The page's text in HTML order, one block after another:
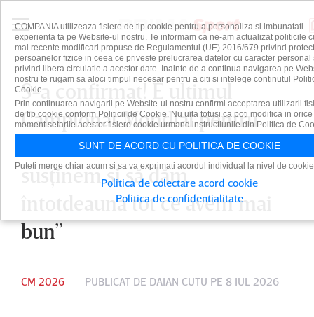
S-a confirmat! E ultimul
Campionat Mondial pentru
Messi. ”Încercăm să-l
susţinem şi să dăm
întotdeauna tot ce avem mai
bun”
CM 2026 PUBLICAT DE DAIAN CUTU PE 8 IUL 2026
COMPANIA utilizeaza fisiere de tip cookie pentru a personaliza si imbunatati
experienta ta pe Website-ul nostru. Te informam ca ne-am actualizat politicile
mai recente modificari propuse de Regulamentul (UE) 2016/679 privind
persoanelor fizice in ceea ce priveste prelucrarea datelor cu caracter personal
privind libera circulatie a acestor date. Inainte de a continua navigarea pe
nostru te rugam sa aloci timpul necesar pentru a citi si intelege continutul
Cookie.
Prin continuarea navigarii pe Website-ul nostru confirmi acceptarea utilizarii
de tip cookie conform Politicii de Cookie. Nu uita totusi ca poti modifica in orice
moment setarile acestor fisiere cookie urmand instructiunile din Politica de
SUNT DE ACORD CU POLITICA DE COOKIE
Puteti merge chiar acum si sa va exprimati acordul individual la nivel de
Politica de colectare acord cookie
Politica de confidentialitate